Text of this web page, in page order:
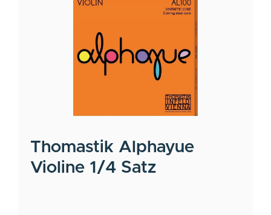
Thomastik Alphayue
Violine 1/4 Satz